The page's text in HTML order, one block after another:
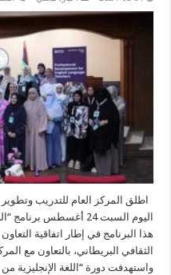
اطلق المركز العام للتدريب
اليوم السبت 24 أغسطس
هذا البرنامج في إطار اتفاقية
الثقافي البريطاني، بالتعاون مع
واستهدفت دورة “اللغة الإنجليزية من